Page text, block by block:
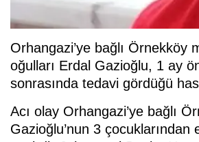
Orhangazi’ye bağlı Örnekköy
oğulları Erdal Gazioğlu, 1 ay
sonrasında tedavi gördüğü
Acı olay Orhangazi’ye bağlı
Gazioğlu’nun 3